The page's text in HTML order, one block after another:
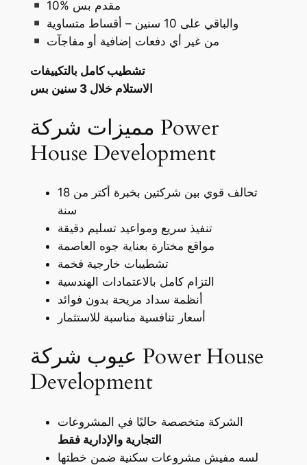
10% مقدم بس
والباقي على 10 سنين – أقساط متساوية
من غير أي دفعات إضافية أو مفاجآت
تشطيب كامل بالتكييفات
الاستلام خلال 3 سنين بس
مميزات شركة Power
House Development
تحالف قوي بين شركتين بخبرة أكتر من 18
سنة
تنفيذ سريع ومواعيد تسليم دقيقة
مواقع مختارة بعناية جوه العاصمة
تشطيبات خارجية فخمة
التزام كامل بالاعتمادات الهندسية
أنظمة سداد مريحة بدون فوائد
أسعار تنافسية مناسبة للاستثمار
عيوب شركة Power House
Development
الشركة متخصصة حاليًا في المشروعات
التجارية والإدارية فقط
لسه مفيش مشروعات سكنية ضمن خطتها